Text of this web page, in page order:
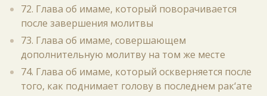
72. Глава об имаме, который поворачивается
после завершения молитвы
73. Глава об имаме, совершающем
дополнительную молитву на том же месте
74. Глава об имаме, который оскверняется после
того, как поднимает голову в последнем рак‘ате